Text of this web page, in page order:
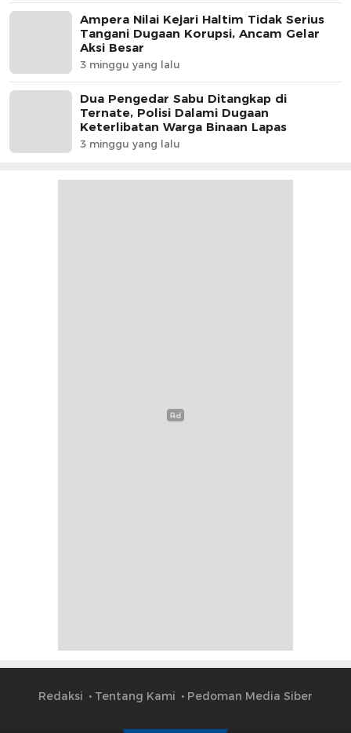
Ampera Nilai Kejari Haltim Tidak Serius
Tangani Dugaan Korupsi, Ancam Gelar
Aksi Besar
3 minggu yang lalu
Dua Pengedar Sabu Ditangkap di
Ternate, Polisi Dalami Dugaan
Keterlibatan Warga Binaan Lapas
3 minggu yang lalu
Redaksi Tentang Kami Pedoman Media Siber